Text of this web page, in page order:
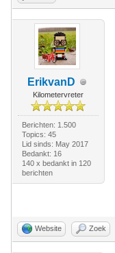
ErikvanD
Kilometervreter
Berichten: 1.500
Topics: 45
Lid sinds: May 2017
Bedankt: 16
140 x bedankt in 120
berichten
Website Zoek